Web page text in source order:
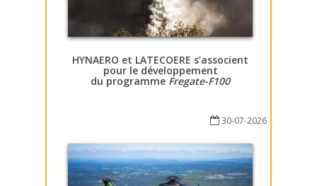
HYNAERO et LATECOERE s’associent
pour le développement
du programme Fregate-F100
30-07-2026